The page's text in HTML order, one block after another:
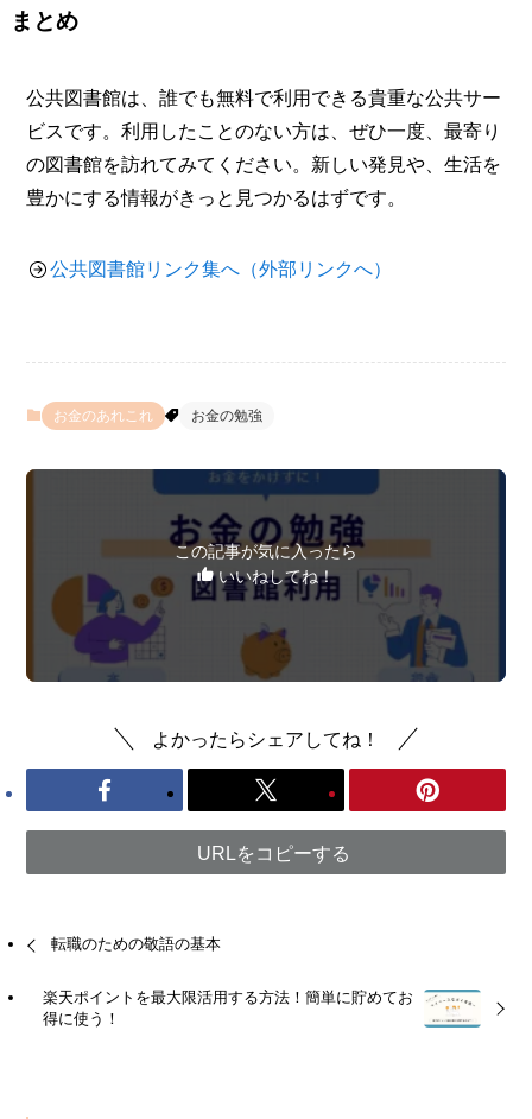
まとめ
公共図書館は、誰でも無料で利用できる貴重な公共サー
ビスです。利用したことのない方は、ぜひ一度、最寄り
の図書館を訪れてみてください。新しい発見や、生活を
豊かにする情報がきっと見つかるはずです。
公共図書館リンク集へ（外部リンクへ）
お金のあれこれ お金の勉強
この記事が気に入ったら
いいねしてね！
よかったらシェアしてね！
URLをコピーする
転職のための敬語の基本
楽天ポイントを最大限活用する方法！簡単に貯めてお
得に使う！